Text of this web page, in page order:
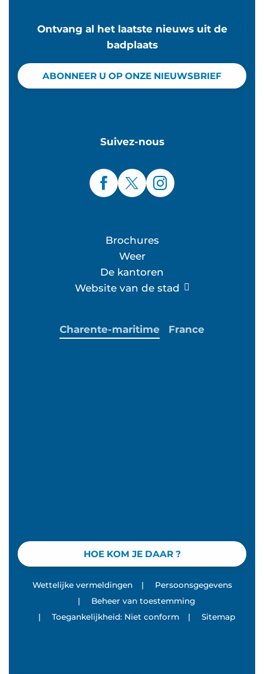
Ontvang al het laatste nieuws uit de
badplaats
ABONNEER U OP ONZE NIEUWSBRIEF
Suivez-nous
Brochures
Weer
De kantoren
Website van de stad
HOE KOM JE DAAR ?
Charente-maritime France
Wettelijke vermeldingen |
Persoonsgegevens
|
Beheer van toestemming
|
Toegankelijkheid: Niet conform | Sitemap